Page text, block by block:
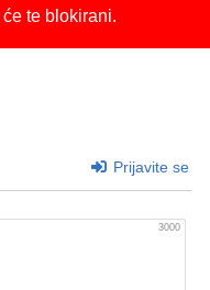
te blokirani.
Prijavite se
3000